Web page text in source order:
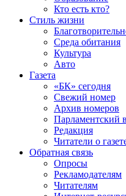
Кто есть кто?
Стиль жизни
Среда обитания
Культура
Авто
Газета
«БК» сегодня
Свежий номер
Архив номеров
Парламентский
Редакция
Читатели о
Обратная связь
Опросы
Рекламодателям
Читателям